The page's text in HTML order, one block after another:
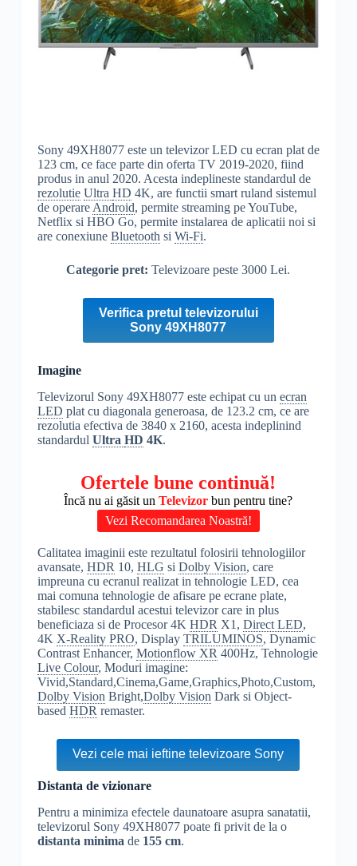
Sony 49XH8077 este un televizor LED cu ecran plat de
123 cm, ce face parte din oferta TV 2019-2020, fiind
produs in anul 2020. Acesta indeplineste standardul de
rezolutie Ultra HD 4K, are functii smart ruland sistemul
de operare Android, permite streaming pe YouTube,
Netflix si HBO Go, permite instalarea de aplicatii noi si
are conexiune Bluetooth si Wi-Fi.
Categorie pret:Televizoare peste 3000 Lei.
Verifica pretul televizorului
Sony 49XH8077
Imagine
Televizorul Sony 49XH8077 este echipat cu un ecran
LED plat cu diagonala generoasa, de 123.2 cm, ce are
rezolutia efectiva de 3840 x 2160, acesta indeplinind
standardul Ultra HD 4K.
Ofertele bune continuă!
Încă nu ai găsit unTelevizorbun pentru tine?
Vezi Recomandarea Noastră!
Calitatea imaginii este rezultatul folosirii tehnologiilor
avansate, HDR 10, HLG si Dolby Vision, care
impreuna cu ecranul realizat in tehnologie LED, cea
mai comuna tehnologie de afisare pe ecrane plate,
stabilesc standardul acestui televizor care in plus
beneficiaza si de Procesor 4K HDR X1, Direct LED,
4K X-Reality PRO, Display TRILUMINOS, Dynamic
Contrast Enhancer, Motionflow XR 400Hz, Tehnologie
Live Colour, Moduri imagine:
Vivid,Standard,Cinema,Game,Graphics,Photo,Custom,
Dolby Vision Bright,Dolby Vision Dark si Object-
based HDR remaster.
Vezi cele mai ieftine televizoare Sony
Distanta de vizionare
Pentru a minimiza efectele daunatoare asupra sanatatii,
televizorul Sony 49XH8077 poate fi privit de la o
distanta minima de 155 cm.